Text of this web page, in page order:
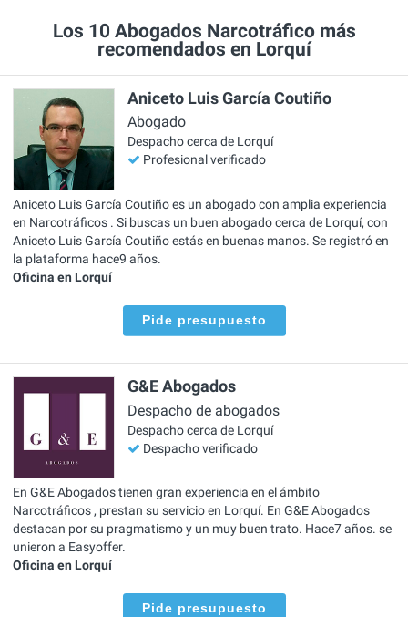
Los 10 Abogados Narcotráfico más
recomendados en Lorquí
Aniceto Luis García Coutiño
Abogado
Despacho cerca de Lorquí
Profesional verificado
Aniceto Luis García Coutiño es un abogado con amplia experiencia
en Narcotráficos . Si buscas un buen abogado cerca de Lorquí, con
Aniceto Luis García Coutiño estás en buenas manos. Se registró en
la plataforma hace9 años.
Oficina en Lorquí
Pide presupuesto
G&E Abogados
Despacho de abogados
Despacho cerca de Lorquí
Despacho verificado
En G&E Abogados tienen gran experiencia en el ámbito
Narcotráficos , prestan su servicio en Lorquí. En G&E Abogados
destacan por su pragmatismo y un muy buen trato. Hace7 años. se
unieron a Easyoffer.
Oficina en Lorquí
Pide presupuesto